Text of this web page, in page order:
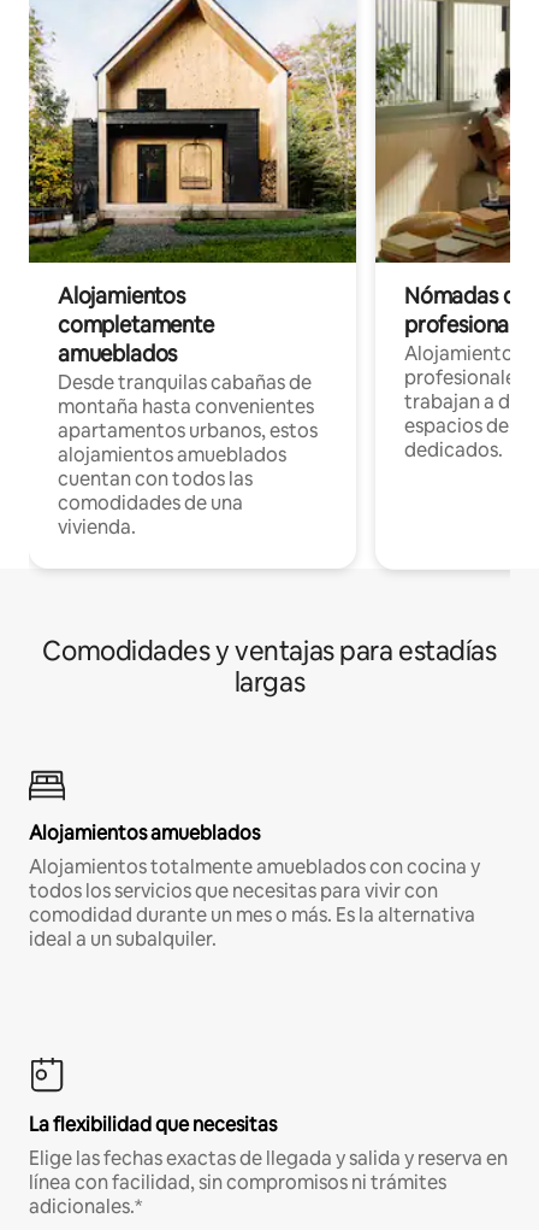
Alojamientos
completamente
amueblados
Desde tranquilas cabañas de
montaña hasta convenientes
apartamentos urbanos, estos
alojamientos amueblados
cuentan con todos las
comodidades de una
vivienda.
Nómadas
Alojamientos
profesionales
trabajan a
espacios de
dedicados.
Comodidades y ventajas para estadías
largas
Alojamientos amueblados
Alojamientos totalmente amueblados con cocina y
todos los servicios que necesitas para vivir con
comodidad durante un mes o más. Es la alternativa
ideal a un subalquiler.
La flexibilidad que necesitas
Elige las fechas exactas de llegada y salida y reserva en
línea con facilidad, sin compromisos ni trámites
adicionales.*